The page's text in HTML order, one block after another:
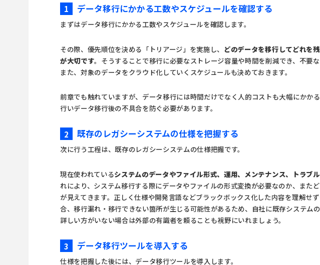
1 データ移行にかかる工数やスケジュールを確認する
まずはデータ移行にかかる工数やスケジュールを確認します。
その際、優先順位を決める「トリアージ」を実施し、 どのデータを移行してどれを
が大切です。そうすることで移行に必要なストレージ容量や時間を削減でき、不要な
また、対象のデータをクラウド化していくスケジュールも決めておきます。
前章でも触れていますが、データ移行には時間だけでなく人的コストも大幅にかか
行いデータ移行後の不具合を防ぐ必要があります。
2 既存のレガシーシステムの仕様を把握する
次に行う工程は、既存のレガシーシステムの仕様把握です。
現在使われているシステムのデータやファイル形式、運用、メンテナンス、トラブ
れにより、システム移行する際にデータやファイルの形式変換が必要なのか、また
が見えてきます。正しく仕様や開発言語などブラックボックス化した内容を理解せ
合、移行漏れ・移行できない箇所が生じる可能性があるため、自社に既存システム
詳しい方がいない場合は外部の有識者を頼ることも視野にいれましょう。
3 データ移行ツールを導入する
仕様を把握した後には、データ移行ツールを導入します。